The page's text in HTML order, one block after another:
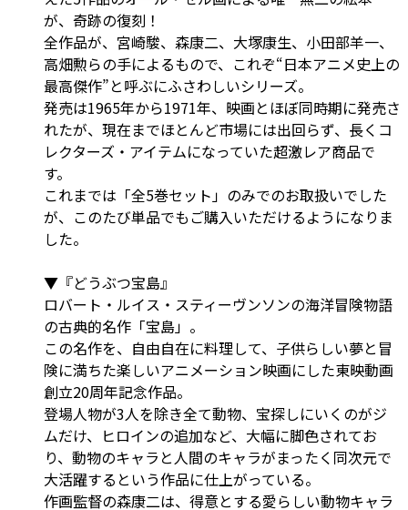
が、奇跡の復刻！
全作品が、宮崎駿、森康二、大塚康生、小田部羊一、
高畑勲らの手によるもので、これぞ“日本アニメ史上の
最高傑作”と呼ぶにふさわしいシリーズ。
発売は1965年から1971年、映画とほぼ同時期に発売さ
れたが、現在までほとんど市場には出回らず、長くコ
レクターズ・アイテムになっていた超激レア商品で
す。
これまでは「全5巻セット」のみでのお取扱いでした
が、このたび単品でもご購入いただけるようになりま
した。
▼『どうぶつ宝島』
ロバート・ルイス・スティーヴンソンの海洋冒険物語
の古典的名作「宝島」。
この名作を、自由自在に料理して、子供らしい夢と冒
険に満ちた楽しいアニメーション映画にした東映動画
創立20周年記念作品。
登場人物が3人を除き全て動物、宝探しにいくのがジ
ムだけ、ヒロインの追加など、大幅に脚色されてお
り、動物のキャラと人間のキャラがまったく同次元で
大活躍するという作品に仕上がっている。
作画監督の森康二は、得意とする愛らしい動物キャラ